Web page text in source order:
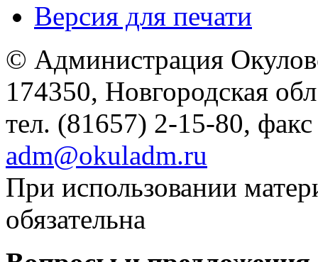
Версия для печати
© Администрация
174350, Новгородская
тел. (81657) 2-15-80,
adm@okuladm.ru
При использовании
обязательна